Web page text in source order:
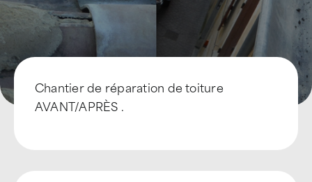
Chantier de réparation de toiture
AVANT/APRÈS .